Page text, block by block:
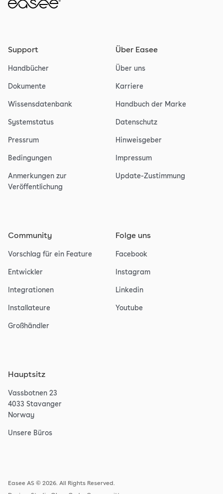
Support
Handbücher
Dokumente
Wissensdatenbank
Systemstatus
Pressrum
Bedingungen
Anmerkungen zur
Veröffentlichung
Über Easee
Über uns
Karriere
Handbuch der Marke
Datenschutz
Hinweisgeber
Impressum
Update-Zustimmung
Community
Vorschlag für ein Feature
Entwickler
Integrationen
Installateure
Großhändler
Folge uns
Facebook
Instagram
Linkedin
Youtube
Hauptsitz
Vassbotnen 23
4033 Stavanger
Norway
Unsere Büros
Easee AS © 2026. All Rights Reserved.